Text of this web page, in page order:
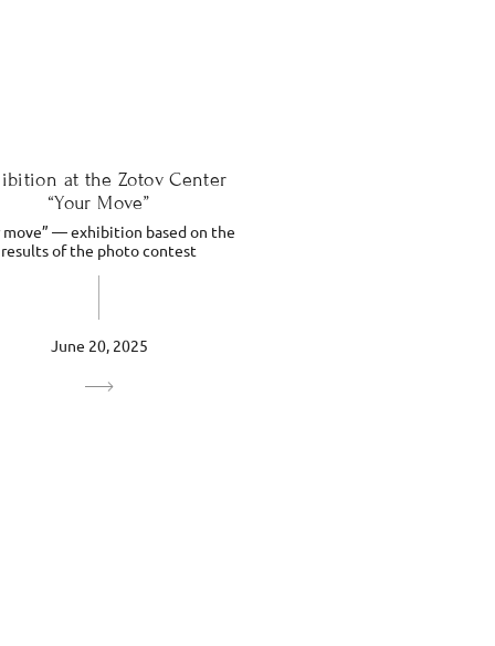
at the Zotov Center
“Your Move”
move” — exhibition based on the
results of the photo contest
June 20, 2025